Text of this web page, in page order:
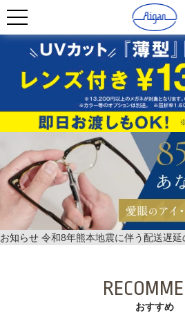
お知らせ 令和8年熊本地震に伴う配送遅
おすすめ